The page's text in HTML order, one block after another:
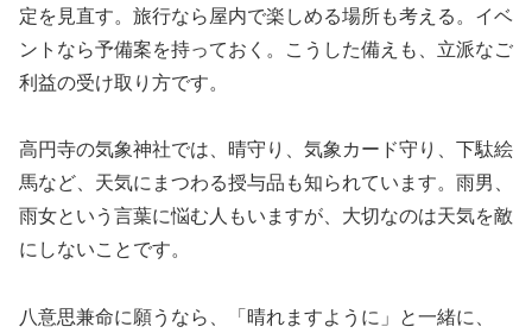
定を見直す。旅行なら屋内で楽しめる場所も考える。イベ
ントなら予備案を持っておく。こうした備えも、立派なご
利益の受け取り方です。
高円寺の気象神社では、晴守り、気象カード守り、下駄絵
馬など、天気にまつわる授与品も知られています。雨男、
雨女という言葉に悩む人もいますが、大切なのは天気を敵
にしないことです。
八意思兼命に願うなら、「晴れますように」と一緒に、